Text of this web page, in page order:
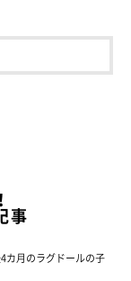
事
カ月のラグドールの子